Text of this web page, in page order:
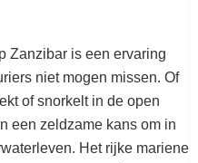
Zanzibar is een ervaring
niet mogen missen. Of
of snorkelt in de open
een zeldzame kans om in
Het rijke mariene